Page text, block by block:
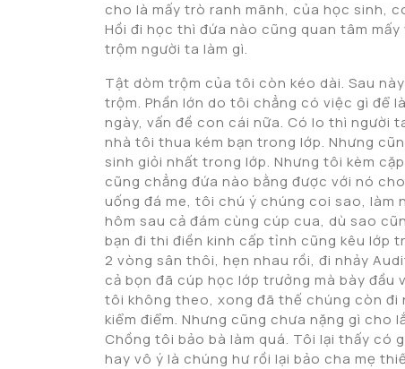
cho là mấy trò ranh mãnh, của học sinh,
Hồi đi học thì đứa nào cũng quan tâm
trộm người ta làm gì.
Tật dòm trộm của tôi còn kéo dài. Sau
trộm. Phần lớn do tôi chẳng có việc gì để
ngày, vấn đề con cái nữa. Có lo thì người
nhà tôi thua kém bạn trong lớp. Nhưng
sinh giỏi nhất trong lớp. Nhưng tôi kèm
cũng chẳng đứa nào bằng được với nó
uống đá me, tôi chú ý chúng coi sao, làm
hôm sau cả đám cùng cúp cua, dù sao
bạn đi thi điền kinh cấp tỉnh cũng kêu lớp
2 vòng sân thôi, hẹn nhau rồi, đi nhảy
cả bọn đã cúp học lớp trưởng mà bày
tôi không theo, xong đã thế chúng còn đi
kiểm điểm. Nhưng cũng chưa nặng gì cho
Chồng tôi bảo bà làm quá. Tôi lại thấy có
hay vô ý là chúng hư rồi lại bảo cha mẹ